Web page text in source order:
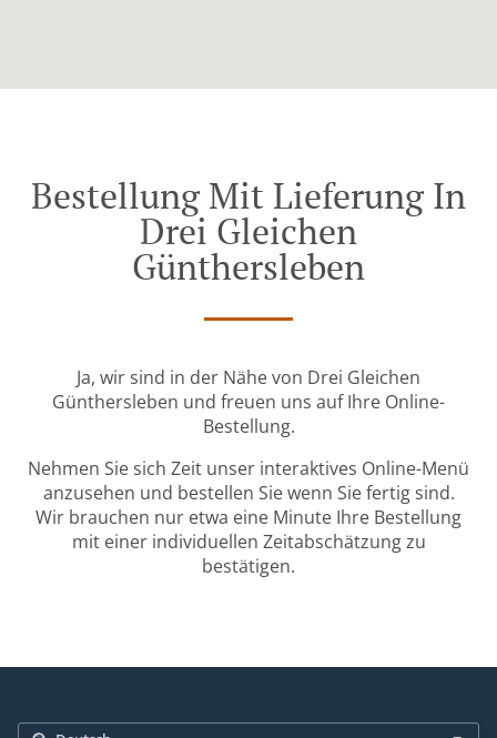
Bestellung Mit Lieferung In
Drei Gleichen
Günthersleben
Ja, wir sind in der Nähe von Drei Gleichen
Günthersleben und freuen uns auf Ihre Online-
Bestellung.
Nehmen Sie sich Zeit unser interaktives Online-Menü
anzusehen und bestellen Sie wenn Sie fertig sind.
Wir brauchen nur etwa eine Minute Ihre Bestellung
mit einer individuellen Zeitabschätzung zu
bestätigen.